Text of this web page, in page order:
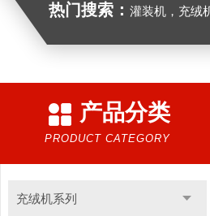
热门搜索： 灌装机，充绒
产品分类
PRODUCT CATEGORY
充绒机系列